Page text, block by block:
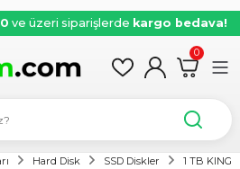
ve üzeri siparişlerde kargo bedava!
0
Hard Disk SSD Diskler 1 TB